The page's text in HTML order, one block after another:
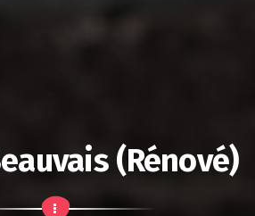
(rénové)